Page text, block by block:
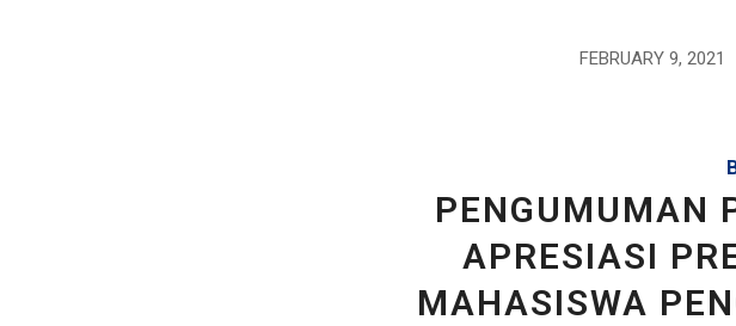
FEBRUARY 9, 2021
/
PENGUMUMAN
APRESIASI
MAHASISWA